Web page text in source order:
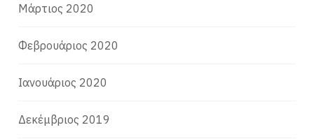
Μάρτιος 2020
Φεβρουάριος 2020
Ιανουάριος 2020
Δεκέμβριος 2019